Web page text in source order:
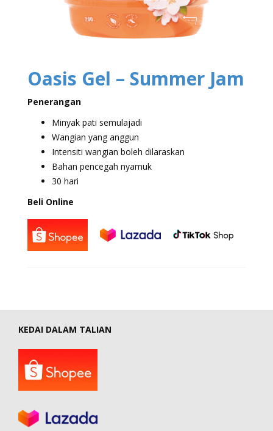
Oasis Gel – Summer Jam
Penerangan
Minyak pati semulajadi
Wangian yang anggun
Intensiti wangian boleh dilaraskan
Bahan pencegah nyamuk
30 hari
Beli Online
KEDAI DALAM TALIAN